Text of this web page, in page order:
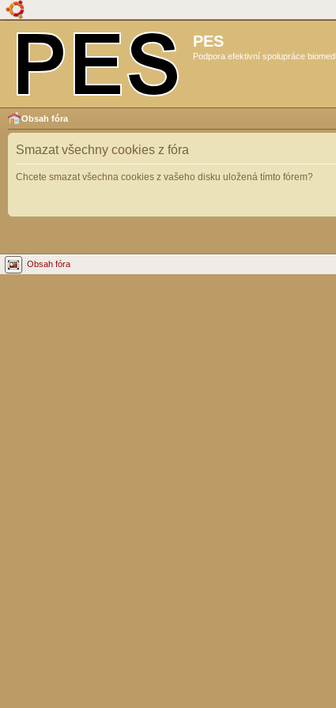
PES
Podpora efektivní spolupráce
Obsah fóra
Smazat všechny cookies z fóra
Chcete smazat všechna cookies z vašeho disku uložená tímto fórem?
Obsah fóra